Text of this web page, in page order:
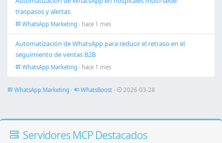
traspasos y alertas
WhatsApp Marketing · hace 1 mes
Automatización de WhatsApp para reducir el retraso en el
seguimiento de ventas B2B
WhatsApp Marketing · hace 1 mes
WhatsApp Marketing · WhatsBoost · 2026-03-28
Servidores MCP Destacados